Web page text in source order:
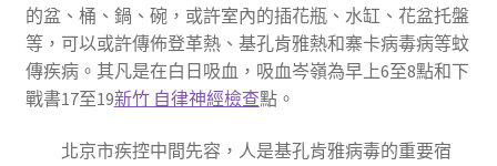
的盆、桶、鍋、碗，或許室內的插花瓶、水缸、花盆托盤
等，可以或許傳佈登革熱、基孔肯雅熱和寨卡病毒病等蚊
傳疾病。其凡是在白日吸血，吸血岑嶺為早上6至8點和下
戰書17至19新竹 自律神經檢查點。
北京市疾控中間先容，人是基孔肯雅病毒的重要宿